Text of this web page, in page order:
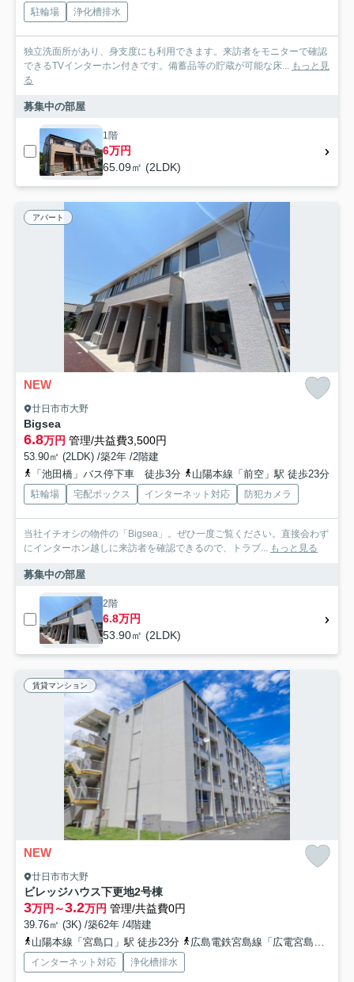
駐輪場 浄化槽排水
独立洗面所があり、身支度にも利用できます。来訪者をモニターで確認
できるTVインターホン付きです。備蓄品等の貯蔵が可能な床...
もっと見
る
募集中の部屋
1階
6万円
65.09㎡ (2LDK)
アパート
NEW
廿日市市大野
Bigsea
6.8万円 管理/共益費3,500円
53.90㎡ (2LDK) /築2年 /2階建
「池田橋」バス停下車 徒歩3分
山陽本線「前空」駅 徒歩23分
駐輪場 宅配ボックス インターネット対応 防犯カメラ
当社イチオシの物件の「Bigsea」。ぜひ一度ご覧ください。直接会わず
にインターホン越しに来訪者を確認できるので、トラブ...
もっと見る
募集中の部屋
2階
6.8万円
53.90㎡ (2LDK)
賃貸マンション
NEW
廿日市市大野
ビレッジハウス下更地2号棟
3万円～3.2万円 管理/共益費0円
39.76㎡ (3K) /築62年 /4階建
山陽本線「宮島口」駅 徒歩23分
広島電鉄宮島線「広電宮島口」駅 徒歩24分
インターネット対応 浄化槽排水